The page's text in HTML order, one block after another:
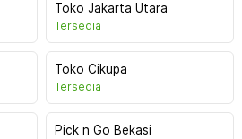
Toko Jakarta Utara
Tersedia
Toko Cikupa
Tersedia
Pick n Go Bekasi